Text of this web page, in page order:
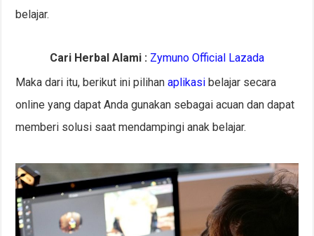
belajar.
Cari Herbal Alami : Zymuno Official Lazada
Maka dari itu, berikut ini pilihanaplikasi belajar secara
online yang dapat Anda gunakan sebagai acuan dan dapat
memberi solusi saat mendampingi anak belajar.